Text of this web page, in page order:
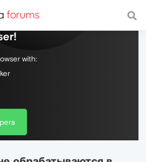
web, with a fast and
with: